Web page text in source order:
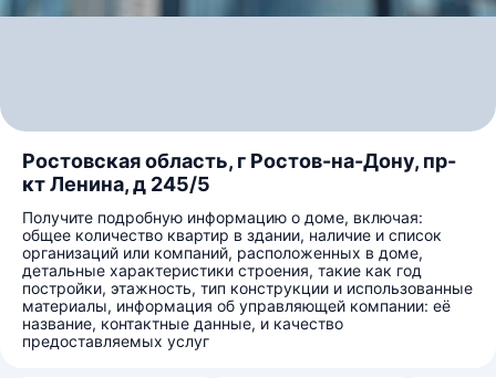
Ростовская область, г Ростов-на-Дону, пр-
кт Ленина, д 245/5
Получите подробную информацию о доме, включая:
общее количество квартир в здании, наличие и список
организаций или компаний, расположенных в доме,
детальные характеристики строения, такие как год
постройки, этажность, тип конструкции и использованные
материалы, информация об управляющей компании: её
название, контактные данные, и качество
предоставляемых услуг